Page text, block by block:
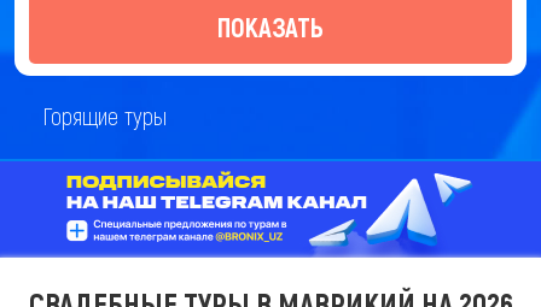
ПОКАЗАТЬ
Горящие туры